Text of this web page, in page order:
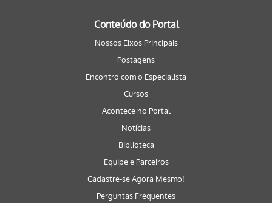
Conteúdo do Portal
Nossos Eixos Principais
Postagens
Encontro com o Especialista
Cursos
Acontece no Portal
Notícias
Biblioteca
Equipe e Parceiros
Cadastre-se Agora Mesmo!
Perguntas Frequentes